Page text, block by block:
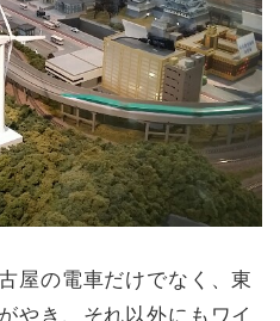
屋の電車だけでなく、東
やき、それ以外にもワイ